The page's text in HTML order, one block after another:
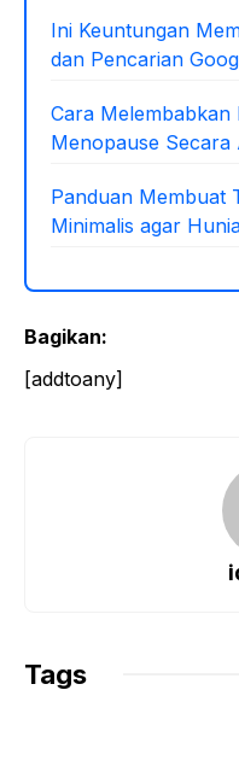
Ini Keuntungan
dan Pencarian
Cara Melembabkan
Menopause Secara
Panduan Membuat
Minimalis agar
Bagikan:
[addtoany]
Tags